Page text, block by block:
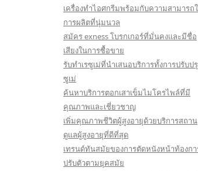
เครื่องทำไอศกรีมพร้อมกับความสามารถ
การผลิตที่นุ่มนวล
สมัคร exness โบรกเกอร์ที่มั่นคงและมีชื่อ
เสียงในการซื้อขาย
รับทำเรซูเม่ที่นำเสนอบริการทั้งการปรับปรุ
ซูเม่
ค้นหาบริการตอกเสาเข็มไมโครไพล์ที่มี
คุณภาพและเชี่ยวชาญ
เพิ่มคุณภาพชีวิตผู้สูงอายุด้วยบริการสถาน
ดูแลผู้สูงอายุที่ดีที่สุด
เทรนด์ทันสมัยของการตัดหนังหน้าท้องกา
ปรับตัวตามยุคสมัย